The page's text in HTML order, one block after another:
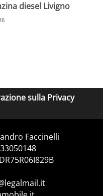
diesel Livigno
sulla Privacy
Faccinelli